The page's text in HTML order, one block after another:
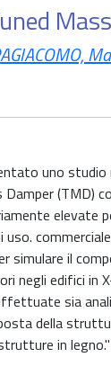
uno
Damper
simulare il
negli edifici in
sia
della
in legno."